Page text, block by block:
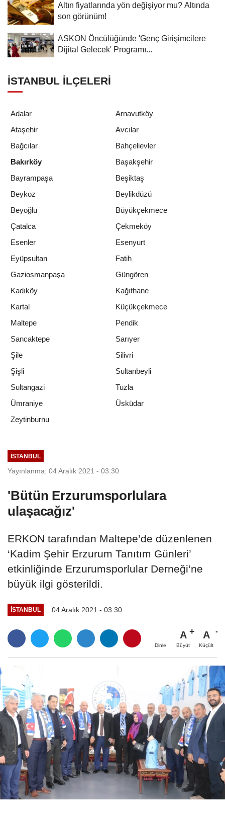
Altın fiyatlarında yön değişiyor mu? Altında
son görünüm!
ASKON Öncülüğünde 'Genç Girişimcilere
Dijital Gelecek' Programı...
İSTANBUL İLÇELERI
Adalar
Arnavutköy
Ataşehir
Avcılar
Bağcılar
Bahçelievler
Bakırköy
Başakşehir
Bayrampaşa
Beşiktaş
Beykoz
Beylikdüzü
Beyoğlu
Büyükçekmece
Çatalca
Çekmeköy
Esenler
Esenyurt
Eyüpsultan
Fatih
Gaziosmanpaşa
Güngören
Kadıköy
Kağıthane
Kartal
Küçükçekmece
Maltepe
Pendik
Sancaktepe
Sarıyer
Şile
Silivri
Şişli
Sultanbeyli
Sultangazi
Tuzla
Ümraniye
Üsküdar
Zeytinburnu
İSTANBUL
Yayınlanma: 04 Aralık 2021 - 03:30
'Bütün Erzurumsporlulara
ulaşacağız'
ERKON tarafından Maltepe’de düzenlenen
‘Kadim Şehir Erzurum Tanıtım Günleri’
etkinliğinde Erzurumsporlular Derneği’ne
büyük ilgi gösterildi.
İSTANBUL 04 Aralık 2021 - 03:30
Dinle
A
Büyüt
A
Küçült